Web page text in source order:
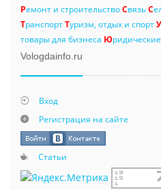
Ремонт и строительствоСвязьС
ТранспортТуризм, отдых и спортУ
товары для бизнеса Юридические
Vologdainfo.ru
Вход
Регистрация на сайте
Статьи